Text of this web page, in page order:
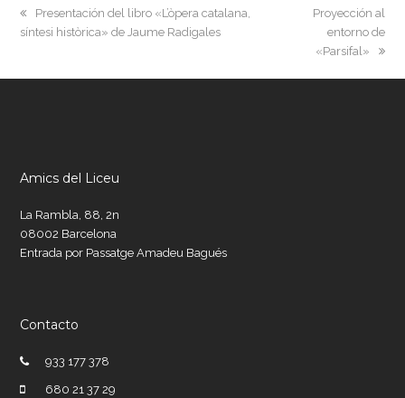
previous
post:
Presentación del libro «L’òpera catalana,
síntesi històrica» de Jaume Radigales
next
post:
Proyección al
entorno de
«Parsifal»
Amics del Liceu
La Rambla, 88, 2n
08002 Barcelona
Entrada por Passatge Amadeu Bagués
Contacto
933 177 378
680 21 37 29